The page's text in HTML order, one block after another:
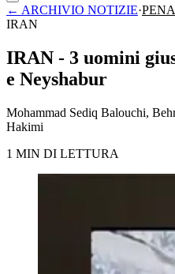
← ARCHIVIO NOTIZIE·
IRAN
IRAN - 3 uomini
e Neyshabur
Mohammad Sediq Balouchi,
Hakimi
1 MIN DI LETTURA